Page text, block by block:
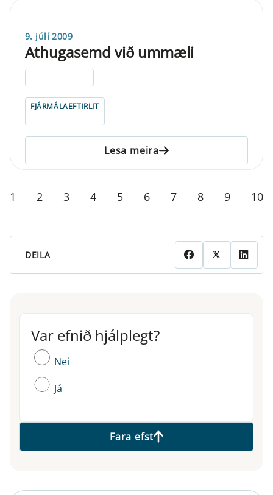
9. júlí 2009
Athugasemd við ummæli
FJÁRMÁLAEFTIRLIT
Lesa meira
1 2 3 4 5 6 7 8 9 10
DEILA
Var efnið hjálplegt?
Var efnið hjálplegt?
Nei
Já
Fara efst